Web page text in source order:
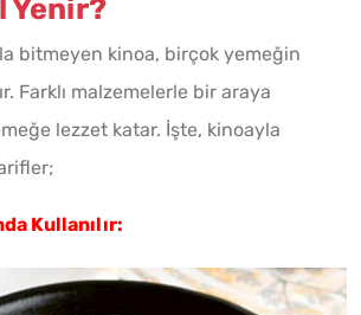
Yenir?
bitmeyen kinoa, birçok yemeğin
Farklı malzemelerle bir araya
lezzet katar. İşte, kinoayla
Kullanılır: